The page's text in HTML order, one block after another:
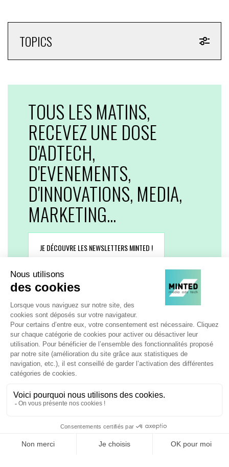
TOPICS
TOUS LES MATINS,
RECEVEZ UNE DOSE
D'ADTECH,
D'EVENEMENTS,
D'INNOVATIONS, MEDIA,
MARKETING...
JE DÉCOUVRE LES NEWSLETTERS MINTED !
1 … 4 5 6 7 8 9